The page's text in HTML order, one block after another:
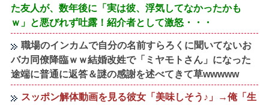
た友人が、数年後に「実は彼、浮気してなかったかも
ｗ」と悪びれず吐露！紹介者として激怒・・・
職場のインカムで自分の名前すらろくに聞いてないお
バカ同僚降臨ｗｗ結婚改姓で「ミヤモトさん」になった
途端に普通に返答＆謎の感謝を述べてきて草wwwww
スッポン解体動画を見る彼女「美味しそう♪」→俺「生